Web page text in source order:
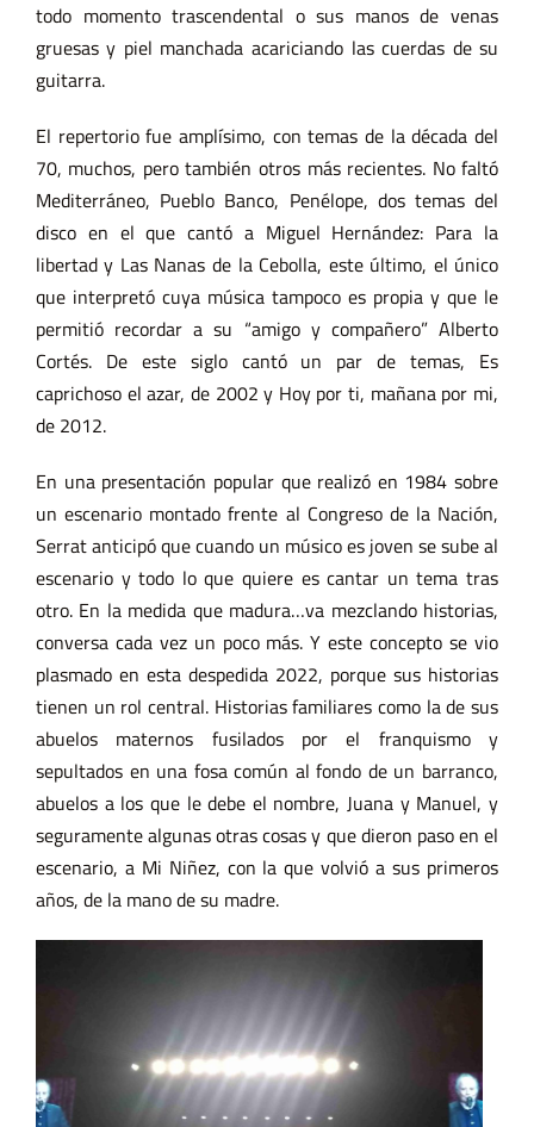
todo momento trascendental o sus manos de venas
gruesas y piel manchada acariciando las cuerdas de su
guitarra.
El repertorio fue amplísimo, con temas de la década del
70, muchos, pero también otros más recientes. No faltó
Mediterráneo, Pueblo Banco, Penélope, dos temas del
disco en el que cantó a Miguel Hernández: Para la
libertad y Las Nanas de la Cebolla, este último, el único
que interpretó cuya música tampoco es propia y que le
permitió recordar a su “amigo y compañero” Alberto
Cortés. De este siglo cantó un par de temas, Es
caprichoso el azar, de 2002 y Hoy por ti, mañana por mi,
de 2012.
En una presentación popular que realizó en 1984 sobre
un escenario montado frente al Congreso de la Nación,
Serrat anticipó que cuando un músico es joven se sube al
escenario y todo lo que quiere es cantar un tema tras
otro. En la medida que madura…va mezclando historias,
conversa cada vez un poco más. Y este concepto se vio
plasmado en esta despedida 2022, porque sus historias
tienen un rol central. Historias familiares como la de sus
abuelos maternos fusilados por el franquismo y
sepultados en una fosa común al fondo de un barranco,
abuelos a los que le debe el nombre, Juana y Manuel, y
seguramente algunas otras cosas y que dieron paso en el
escenario, a Mi Niñez, con la que volvió a sus primeros
años, de la mano de su madre.